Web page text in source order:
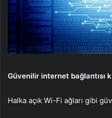
Güvenilir internet bağlantısı
Halka açık Wi-Fi ağları gibi